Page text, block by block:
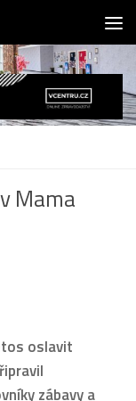
Mama
oslavit
zábavy a